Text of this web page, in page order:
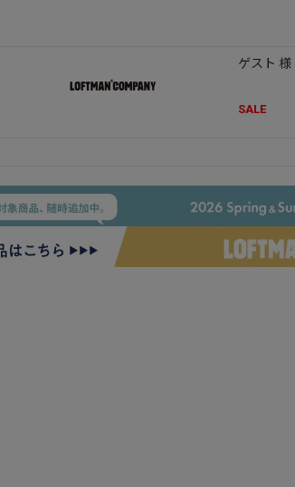
SALE
ゲスト 様